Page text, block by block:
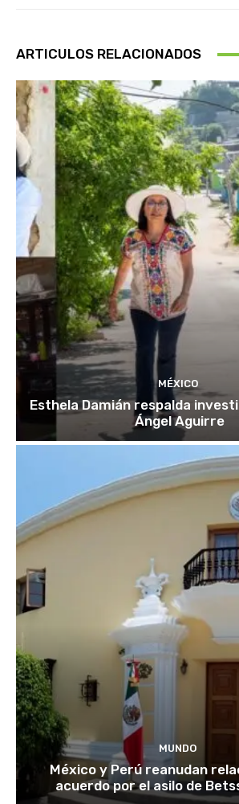
ARTICULOS RELACIONADOS
MÉXICO
Esthela Damián respalda
Ángel Aguirre
MUNDO
México y Perú reanudan
acuerdo por el asilo de